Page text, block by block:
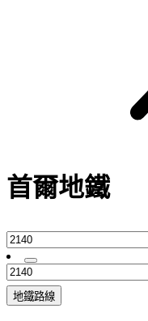
首爾地鐵
地鐵路線